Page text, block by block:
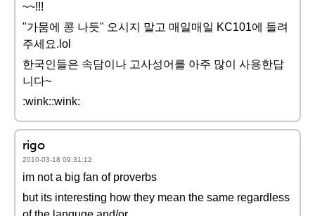
~~!!!
"가뭄에 콩 나듯" 오시지 말고 매일매일 KC101에 들려
주세요.lol
한국인들은 속담이나 고사성어를 아주 많이 사용한답
니다~
:wink::wink:
rigo
2010-03-18 09:31:12
im not a big fan of proverbs
but its interesting how they mean the same regardless